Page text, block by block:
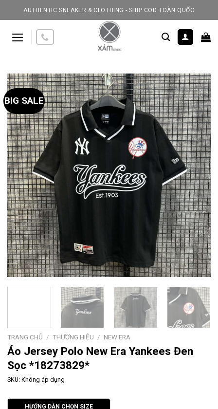
to
AUTHENTIC SNEAKER & CLOTHING - SHIP COD TOÀN QUỐC
BIG SALE
TRANG CHỦ / THƯƠNG HIỆU / NEW ERA
Áo Jersey Polo New Era Yankees Đen
Sọc *18273829*
SKU: Không áp dụng
HƯỚNG DẪN CHỌN SIZE